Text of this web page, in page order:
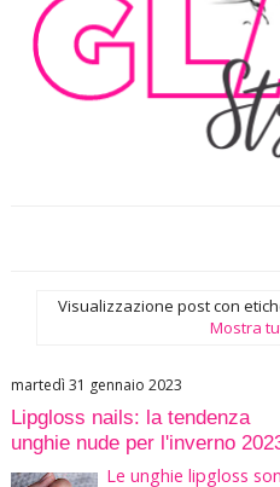
Visualizzazione post con
Mostra
martedì 31 gennaio 2023
Lipgloss nails: la tendenza
unghie nude per l'inverno
Le unghie lipgloss